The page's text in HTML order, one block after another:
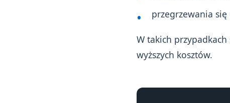
przegrzewania się
W takich przypadkach
wyższych kosztów.